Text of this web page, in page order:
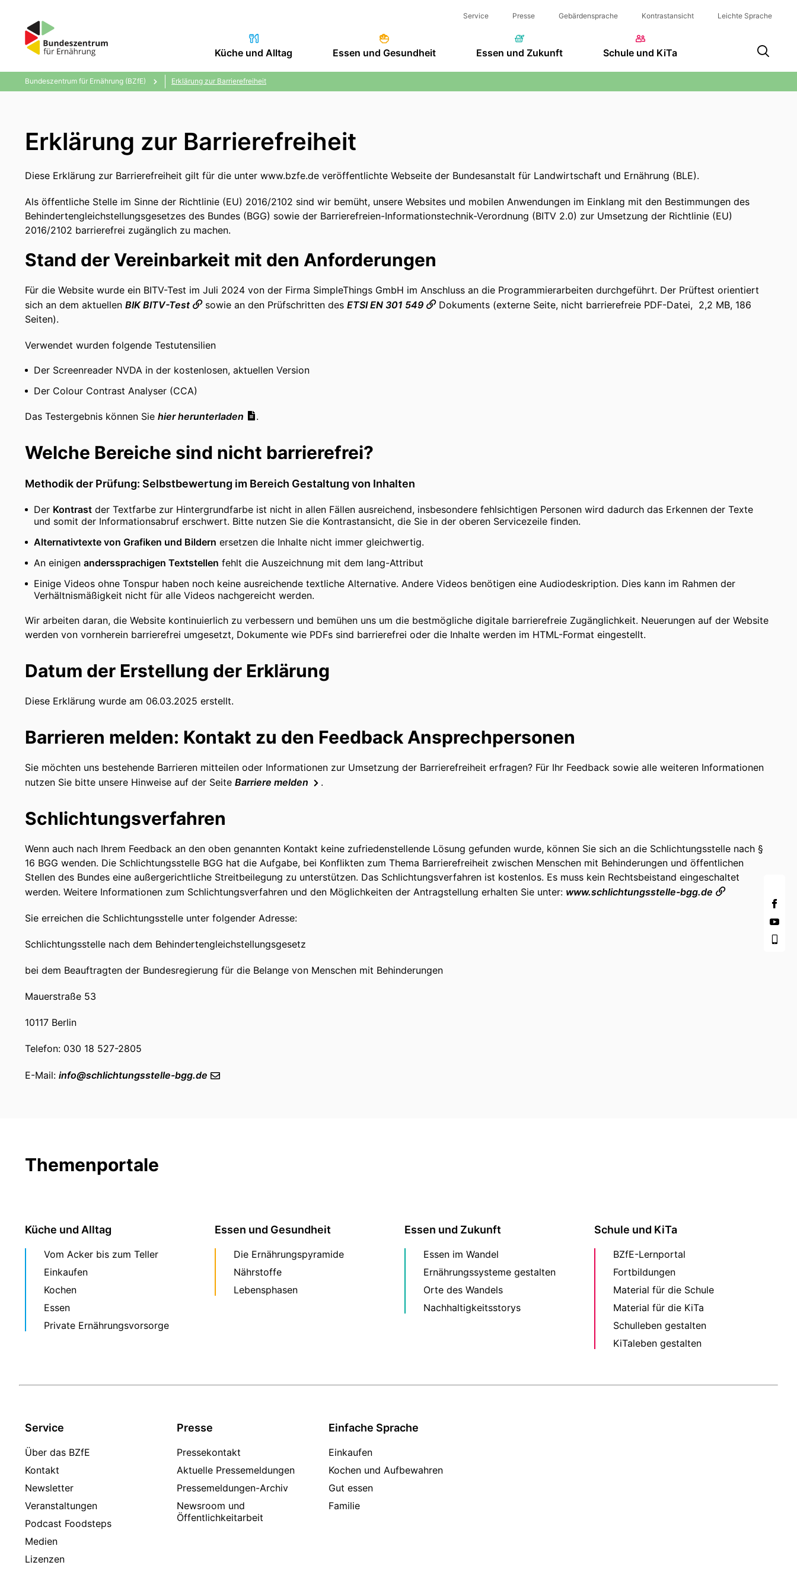
Service Presse Gebärdensprache Kontrastansicht Leichte Sprache
Küche und Alltag Essen und Gesundheit Essen und Zukunft Schule und KiTa
Bundeszentrum für Ernährung (BZfE) Erklärung zur Barrierefreiheit
Erklärung zur Barrierefreiheit
Diese Erklärung zur Barrierefreiheit gilt für die unter www.bzfe.de veröffentlichte Webseite der Bundesanstalt für Landwirtschaft und Ernährung (BLE).
Als öffentliche Stelle im Sinne der Richtlinie (EU) 2016/2102 sind wir bemüht, unsere Websites und mobilen Anwendungen im Einklang mit den Bestimmungen des
Behindertengleichstellungsgesetzes des Bundes (BGG) sowie der Barrierefreien-Informationstechnik-Verordnung (BITV 2.0) zur Umsetzung der Richtlinie (EU)
2016/2102 barrierefrei zugänglich zu machen.
Stand der Vereinbarkeit mit den Anforderungen
Für die Website wurde ein BITV-Test im Juli 2024 von der Firma SimpleThings GmbH im Anschluss an die Programmierarbeiten durchgeführt. Der Prüftest orientiert
sich an dem aktuellen BIK BITV-Test sowie an den Prüfschritten des ETSI EN 301 549
Dokuments (externe Seite, nicht barrierefreie PDF-Datei, 2,2 MB, 186
Seiten).
Verwendet wurden folgende Testutensilien
Der Screenreader NVDA in der kostenlosen, aktuellen Version
Der Colour Contrast Analyser (CCA)
Das Testergebnis können Sie hier herunterladen .
Welche Bereiche sind nicht barrierefrei?
Methodik der Prüfung: Selbstbewertung im Bereich Gestaltung von Inhalten
Der Kontrast der Textfarbe zur Hintergrundfarbe ist nicht in allen Fällen ausreichend, insbesondere fehlsichtigen Personen wird dadurch das Erkennen der Texte
und somit der Informationsabruf erschwert. Bitte nutzen Sie die Kontrastansicht, die Sie in der oberen Servicezeile finden.
Alternativtexte von Grafiken und Bildern ersetzen die Inhalte nicht immer gleichwertig.
An einigen anderssprachigen Textstellen fehlt die Auszeichnung mit dem lang-Attribut
Einige Videos ohne Tonspur haben noch keine ausreichende textliche Alternative. Andere Videos benötigen eine Audiodeskription. Dies kann im Rahmen der
Verhältnismäßigkeit nicht für alle Videos nachgereicht werden.
Wir arbeiten daran, die Website kontinuierlich zu verbessern und bemühen uns um die bestmögliche digitale barrierefreie Zugänglichkeit. Neuerungen auf der Website
werden von vornherein barrierefrei umgesetzt, Dokumente wie PDFs sind barrierefrei oder die Inhalte werden im HTML-Format eingestellt.
Datum der Erstellung der Erklärung
Diese Erklärung wurde am 06.03.2025 erstellt.
Barrieren melden: Kontakt zu den Feedback Ansprechpersonen
Sie möchten uns bestehende Barrieren mitteilen oder Informationen zur Umsetzung der Barrierefreiheit erfragen? Für Ihr Feedback sowie alle weiteren Informationen
nutzen Sie bitte unsere Hinweise auf der Seite Barriere melden .
Schlichtungsverfahren
Wenn auch nach Ihrem Feedback an den oben genannten Kontakt keine zufriedenstellende Lösung gefunden wurde, können Sie sich an die Schlichtungsstelle nach §
16 BGG wenden. Die Schlichtungsstelle BGG hat die Aufgabe, bei Konflikten zum Thema Barrierefreiheit zwischen Menschen mit Behinderungen und öffentlichen
Stellen des Bundes eine außergerichtliche Streitbeilegung zu unterstützen. Das Schlichtungsverfahren ist kostenlos. Es muss kein Rechtsbeistand eingeschaltet
werden. Weitere Informationen zum Schlichtungsverfahren und den Möglichkeiten der Antragstellung erhalten Sie unter: www.schlichtungsstelle-bgg.de
Sie erreichen die Schlichtungsstelle unter folgender Adresse:
Schlichtungsstelle nach dem Behindertengleichstellungsgesetz
bei dem Beauftragten der Bundesregierung für die Belange von Menschen mit Behinderungen
Mauerstraße 53
10117 Berlin
Telefon: 030 18 527-2805
E-Mail: info@schlichtungsstelle-bgg.de
Themenportale
Küche und Alltag
Vom Acker bis zum Teller
Einkaufen
Kochen
Essen
Private Ernährungsvorsorge
Essen und Gesundheit
Die Ernährungspyramide
Nährstoffe
Lebensphasen
Essen und Zukunft
Essen im Wandel
Ernährungssysteme gestalten
Orte des Wandels
Nachhaltigkeitsstorys
Schule und KiTa
BZfE-Lernportal
Fortbildungen
Material für die Schule
Material für die KiTa
Schulleben gestalten
KiTaleben gestalten
Service
Über das BZfE
Kontakt
Newsletter
Veranstaltungen
Podcast Foodsteps
Medien
Lizenzen
Presse
Pressekontakt
Aktuelle Pressemeldungen
Pressemeldungen-Archiv
Newsroom und
Öffentlichkeitarbeit
Einfache Sprache
Einkaufen
Kochen und Aufbewahren
Gut essen
Familie